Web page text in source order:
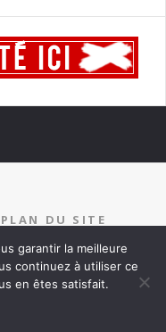
PLAN DU SITE
CONTACT
garantir la meilleure
continuez à utiliser ce
en êtes satisfait.